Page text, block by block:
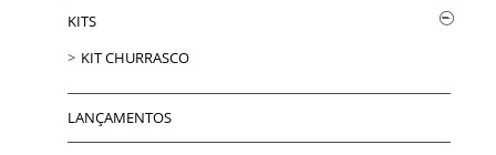
KITS
KIT CHURRASCO
LANÇAMENTOS